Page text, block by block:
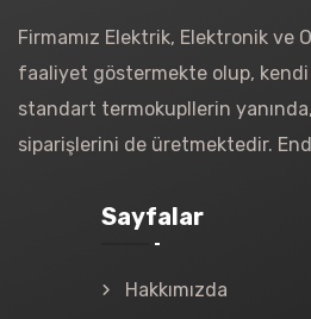
Firmamız Elektrik, Elektronik ve
faaliyet göstermekte olup, kendi
standart termokupllerin
siparişlerini de üretmektedir.
Sayfalar
Hakkımızda